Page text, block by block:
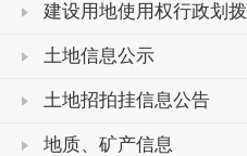
建设用地使用权行政划拨
土地信息公示
土地招拍挂信息公告
地质、矿产信息